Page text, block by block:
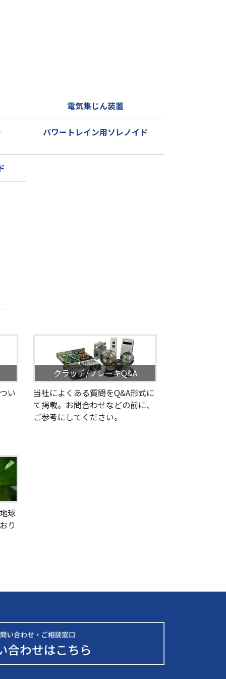
電気集じん装置
パワートレイン用ソレノイド
い
クラッチ/ブレーキQ&A
当社によくある質問をQ&A形式に
て掲載。お問合わせなどの前に、
ご参考にしてください。
球
り